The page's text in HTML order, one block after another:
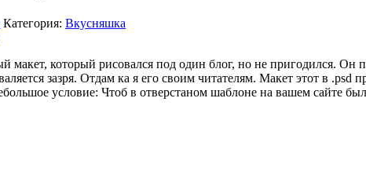
Категория: Вкусняшка
макет, который рисовался под один блог, но не пригодился. Он
зазря. Отдам ка я его своим читателям. Макет этот в
условие: Чтоб в отверстаном шаблоне на вашем сайте